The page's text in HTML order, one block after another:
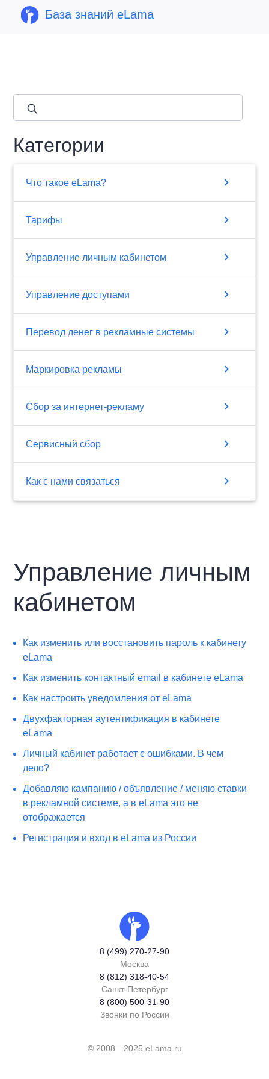
База знаний eLama
Категории
Что такое eLama? chevron_right
Тарифы chevron_right
Управление личным кабинетом chevron_right
Управление доступами chevron_right
Перевод денег в рекламные системы chevron_right
Маркировка рекламы chevron_right
Сбор за интернет-рекламу chevron_right
Сервисный сбор chevron_right
Как с нами связаться chevron_right
Управление личным
кабинетом
Как изменить или восстановить пароль к кабинету
eLama
Как изменить контактный email в кабинете eLama
Как настроить уведомления от eLama
Двухфакторная аутентификация в кабинете
eLama
Личный кабинет работает с ошибками. В чем
дело?
Добавляю кампанию / объявление / меняю ставки
в рекламной системе, а в eLama это не
отображается
​Регистрация и вход в eLama из России
8 (499) 270-27-90
Москва
8 (812) 318-40-54
Санкт-Петербург
8 (800) 500-31-90
Звонки по России
© 2008—2025 eLama.ru